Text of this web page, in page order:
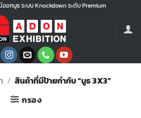
กบูธ ระบบ Knockdown ระดับ Premium
/ สินค้าที่มีป้ายกำกับ “บูธ 3X3”
กรอง